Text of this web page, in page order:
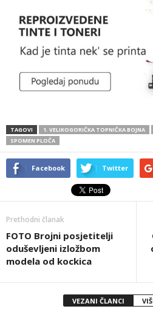
TAGOVI 1. VELIKOGORIČKA TOPNIČKA BOJNA
SPOMEN PLOČA
Facebook Twitter
Prethodni članak
FOTO Brojni posjetitelji
oduševljeni izložbom
modela od kockica
VEZANI ČLANCI